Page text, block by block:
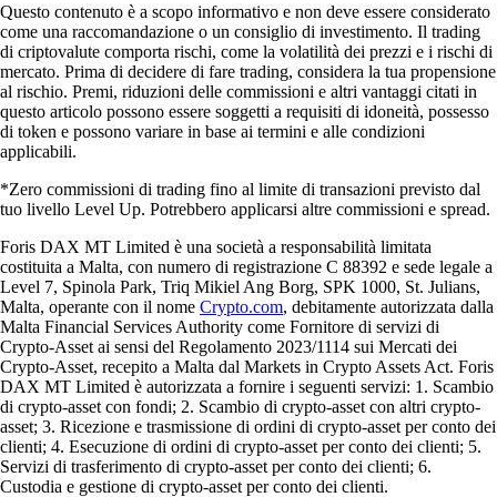
Questo contenuto è a scopo informativo e non deve essere considerato
come una raccomandazione o un consiglio di investimento. Il trading
di criptovalute comporta rischi, come la volatilità dei prezzi e i rischi di
mercato. Prima di decidere di fare trading, considera la tua propensione
al rischio. Premi, riduzioni delle commissioni e altri vantaggi citati in
questo articolo possono essere soggetti a requisiti di idoneità, possesso
di token e possono variare in base ai termini e alle condizioni
applicabili.
*Zero commissioni di trading fino al limite di transazioni previsto dal
tuo livello Level Up. Potrebbero applicarsi altre commissioni e spread.
Foris DAX MT Limited è una società a responsabilità limitata
costituita a Malta, con numero di registrazione C 88392 e sede legale a
Level 7, Spinola Park, Triq Mikiel Ang Borg, SPK 1000, St. Julians,
Malta, operante con il nome Crypto.com, debitamente autorizzata dalla
Malta Financial Services Authority come Fornitore di servizi di
Crypto-Asset ai sensi del Regolamento 2023/1114 sui Mercati dei
Crypto-Asset, recepito a Malta dal Markets in Crypto Assets Act. Foris
DAX MT Limited è autorizzata a fornire i seguenti servizi: 1. Scambio
di crypto-asset con fondi; 2. Scambio di crypto-asset con altri crypto-
asset; 3. Ricezione e trasmissione di ordini di crypto-asset per conto dei
clienti; 4. Esecuzione di ordini di crypto-asset per conto dei clienti; 5.
Servizi di trasferimento di crypto-asset per conto dei clienti; 6.
Custodia e gestione di crypto-asset per conto dei clienti.